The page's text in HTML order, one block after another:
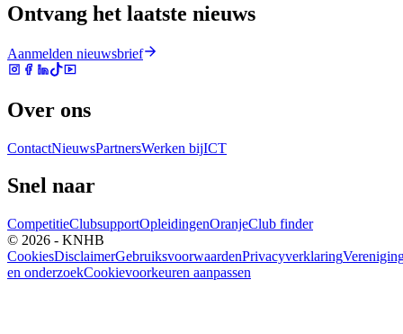
Ontvang het laatste nieuws
Aanmelden nieuwsbrief
Over ons
ContactNieuwsPartnersWerken bijICT
Snel naar
CompetitieClubsupportOpleidingenOranjeClub finder
© 2026 - KNHB
CookiesDisclaimerGebruiksvoorwaardenPrivacyverklaring
en onderzoekCookievoorkeuren aanpassen